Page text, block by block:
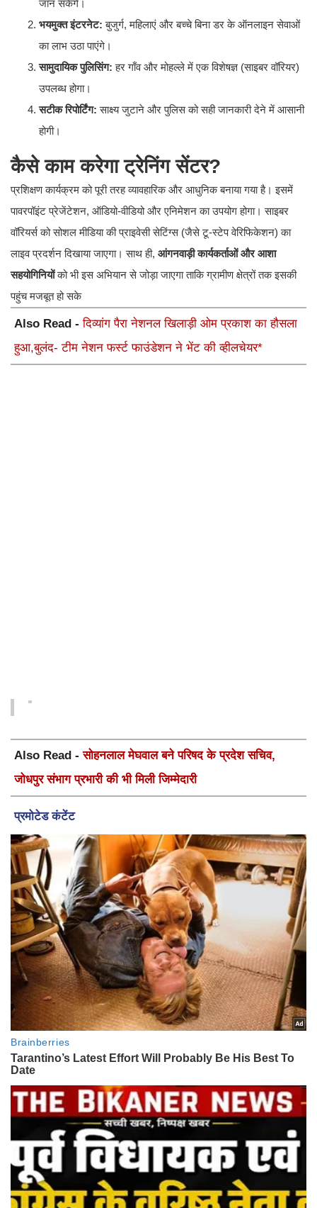
जान सकेंगे।
भयमुक्त इंटरनेट: बुजुर्ग, महिलाएं और बच्चे बिना डर के ऑनलाइन सेवाओं
का लाभ उठा पाएंगे।
सामुदायिक पुलिसिंग: हर गाँव और मोहल्ले में एक विशेषज्ञ (साइबर वॉरियर)
उपलब्ध होगा।
सटीक रिपोर्टिंग: साक्ष्य जुटाने और पुलिस को सही जानकारी देने में आसानी
होगी।
कैसे काम करेगा ट्रेनिंग सेंटर?
​प्रशिक्षण कार्यक्रम को पूरी तरह व्यावहारिक और आधुनिक बनाया गया है। इसमें
पावरपॉइंट प्रेजेंटेशन, ऑडियो-वीडियो और एनिमेशन का उपयोग होगा। साइबर
वॉरियर्स को सोशल मीडिया की प्राइवेसी सेटिंग्स (जैसे टू-स्टेप वेरिफिकेशन) का
लाइव प्रदर्शन दिखाया जाएगा। साथ ही, आंगनवाड़ी कार्यकर्ताओं और आशा
सहयोगिनियोंको भी इस अभियान से जोड़ा जाएगा ताकि ग्रामीण क्षेत्रों तक इसकी
पहुंच मजबूत हो सके
Also Read -दिव्यांग पैरा नेशनल खिलाड़ी ओम प्रकाश का हौसला
हुआ,बुलंद- टीम नेशन फर्स्ट फाउंडेशन ने भेंट की व्हीलचेयर*
Also Read -सोहनलाल मेघवाल बने परिषद के प्रदेश सचिव,
जोधपुर संभाग प्रभारी की भी मिली जिम्मेदारी